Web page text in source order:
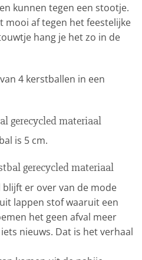
kunnen tegen een stootje.
mooi af tegen het feestelijke
hang je het zo in de
4 kerstballen in een
gerecycled materiaal
is 5 cm.
gerecycled materiaal
er over van de mode
lappen stof waaruit een
het geen afval meer
nieuws. Dat is het verhaal